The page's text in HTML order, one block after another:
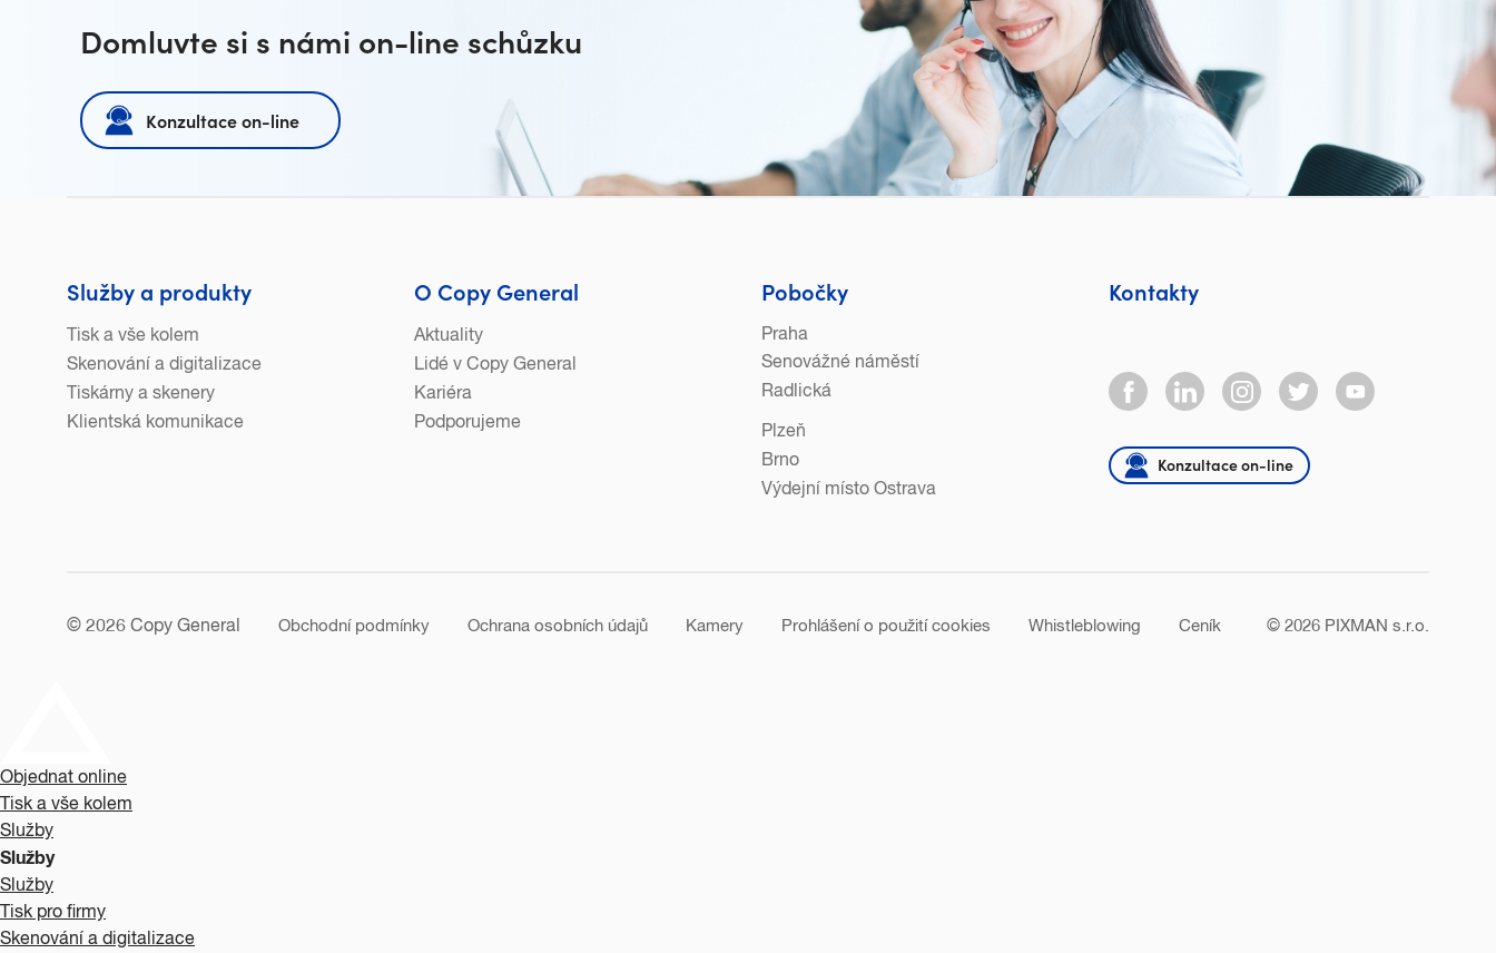
Domluvte si s námi on-line schůzku
Konzultace on-line
Služby a produkty
Tisk a vše kolem
Skenování a digitalizace
Tiskárny a skenery
Klientská komunikace
O Copy General
Aktuality
Lidé v Copy General
Kariéra
Podporujeme
Pobočky
Praha
Senovážné náměstí
Radlická
Plzeň
Brno
Výdejní místo Ostrava
Kontakty
Konzultace on-line
© 2026 Copy General Obchodní podmínky Ochrana osobních údajů Kamery Prohlášení o použití cookies Whistleblowing Ceník © 2026 PIXMAN s.r.o.
Objednat online
Tisk a vše kolem
Služby
Služby
Služby
Tisk pro firmy
Skenování a digitalizace